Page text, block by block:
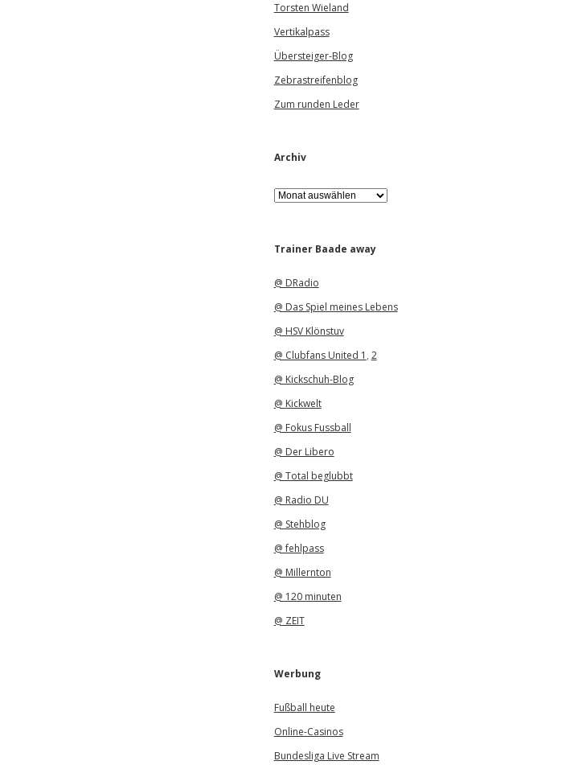
Torsten Wieland
Vertikalpass
Übersteiger-Blog
Zebrastreifenblog
Zum runden Leder
Archiv
A
r
iTrainer Baade away
@ DRadio
@ Das Spiel meines Lebens
@ HSV Klönstuv
@ Clubfans United 1 , 2
@ Kickschuh-Blog
@ Kickwelt
@ Fokus Fussball
@ Der Libero
@ Total beglubbt
@ Radio DU
@ Stehblog
@ fehlpass
@ Millernton
@ 120 minuten
@ ZEIT
Werbung
Fußball heute
Online-Casinos
Bundesliga Live Stream